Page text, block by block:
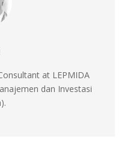
at LEPMIDA
dan Investasi